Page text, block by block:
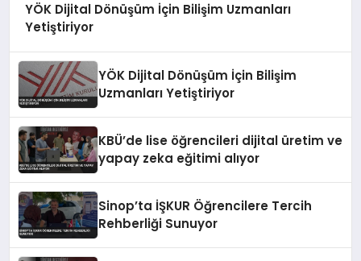
YÖK Dijital Dönüşüm İçin Bilişim Uzmanları
Yetiştiriyor
YÖK Dijital Dönüşüm İçin Bilişim
Uzmanları Yetiştiriyor
KBÜ’de lise öğrencileri dijital üretim ve
yapay zeka eğitimi alıyor
Sinop’ta İŞKUR Öğrencilere Tercih
Rehberliği Sunuyor